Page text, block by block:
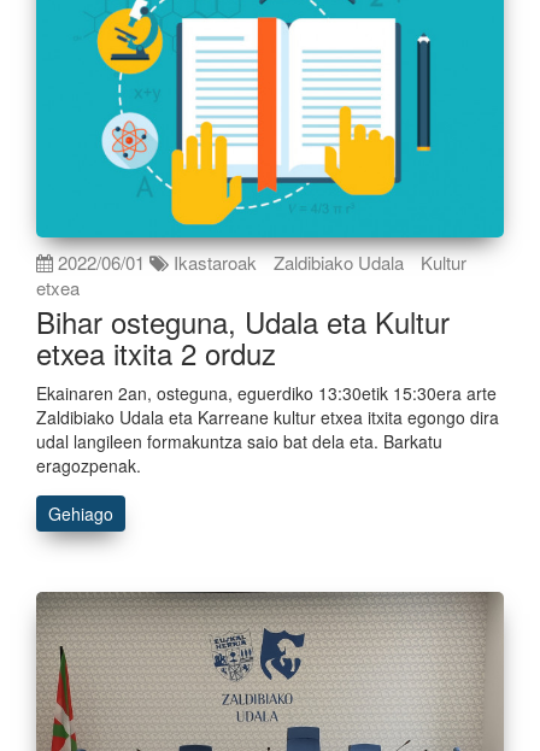
2022/06/01 Ikastaroak Zaldibiako Udala
Kultur
etxea
Bihar osteguna, Udala eta Kultur
etxea itxita 2 orduz
Ekainaren 2an, osteguna, eguerdiko 13:30etik 15:30era arte
Zaldibiako Udala eta Karreane kultur etxea itxita egongo dira
udal langileen formakuntza saio bat dela eta. Barkatu
eragozpenak.
Gehiago